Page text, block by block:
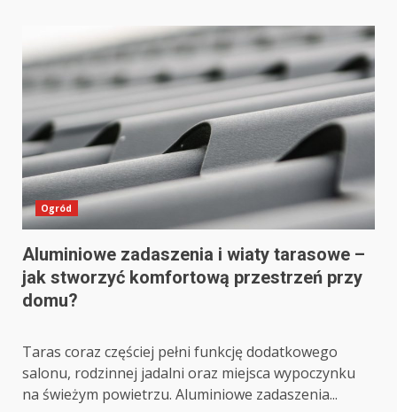
Ogród
Aluminiowe zadaszenia i wiaty tarasowe –
jak stworzyć komfortową przestrzeń przy
domu?
Taras coraz częściej pełni funkcję dodatkowego
salonu, rodzinnej jadalni oraz miejsca wypoczynku
na świeżym powietrzu. Aluminiowe zadaszenia...